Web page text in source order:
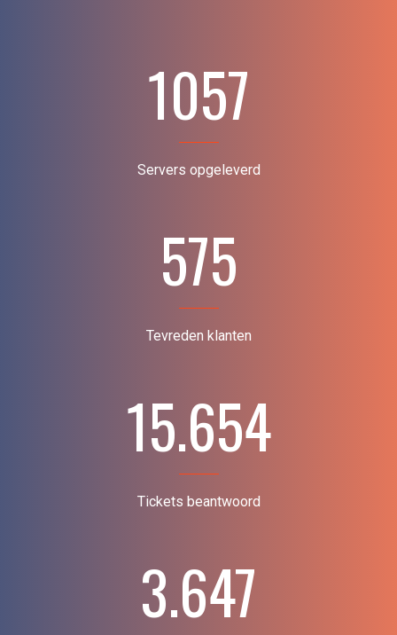
1057
Servers opgeleverd
575
Tevreden klanten
15.654
Tickets beantwoord
3.647